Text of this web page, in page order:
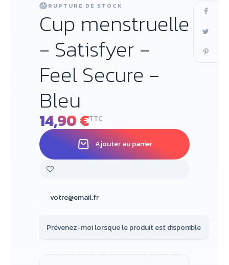
😱RUPTURE DE STOCK
Cup menstruelle
- Satisfyer -
Feel Secure -
Bleu
14,90 €TTC
Ajouter au panier